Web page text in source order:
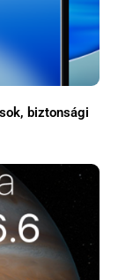
biztonsági